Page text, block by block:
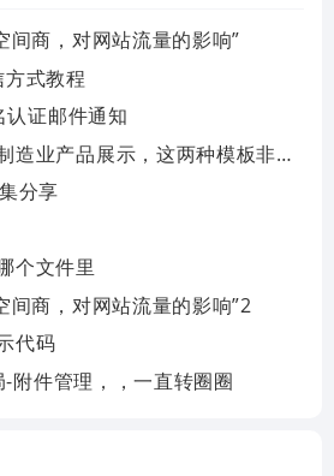
间商，对网站流量的影响”
式教程
认证邮件通知
业产品展示，这两种模板非常实用
分享
个文件里
间商，对网站流量的影响”2
代码
-附件管理，，一直转圈圈